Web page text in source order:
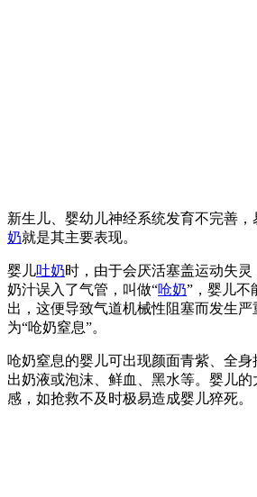
新生儿、婴幼儿神经系统发育不完善
奶就是其主要表现。
婴儿吐奶时，由于会厌活塞盖运动失灵
奶汁误入了气管，叫做“呛奶”，婴儿不
出，这便导致气道机械性阻塞而发生
为“呛奶窒息”。
呛奶窒息的婴儿可出现颜面青紫、全
出奶液或泡沫、鲜血、黑水等。婴儿
感，如抢救不及时极易造成婴儿猝死。